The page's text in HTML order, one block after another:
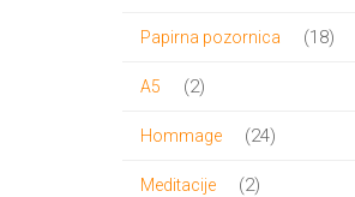
Papirna pozornica 1818
A5 22
Hommage 2424
Meditacije 22